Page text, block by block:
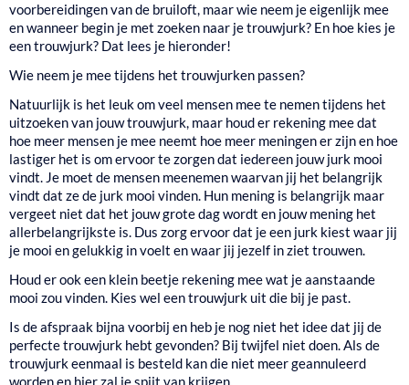
voorbereidingen van de bruiloft, maar wie neem je eigenlijk mee
en wanneer begin je met zoeken naar je trouwjurk? En hoe kies je
een trouwjurk? Dat lees je hieronder!
Wie neem je mee tijdens het trouwjurken passen?
Natuurlijk is het leuk om veel mensen mee te nemen tijdens het
uitzoeken van jouw trouwjurk, maar houd er rekening mee dat
hoe meer mensen je mee neemt hoe meer meningen er zijn en hoe
lastiger het is om ervoor te zorgen dat iedereen jouw jurk mooi
vindt. Je moet de mensen meenemen waarvan jij het belangrijk
vindt dat ze de jurk mooi vinden. Hun mening is belangrijk maar
vergeet niet dat het jouw grote dag wordt en jouw mening het
allerbelangrijkste is. Dus zorg ervoor dat je een jurk kiest waar jij
je mooi en gelukkig in voelt en waar jij jezelf in ziet trouwen.
Houd er ook een klein beetje rekening mee wat je aanstaande
mooi zou vinden. Kies wel een trouwjurk uit die bij je past.
Is de afspraak bijna voorbij en heb je nog niet het idee dat jij de
perfecte trouwjurk hebt gevonden? Bij twijfel niet doen. Als de
trouwjurk eenmaal is besteld kan die niet meer geannuleerd
worden en hier zal je spijt van krijgen.